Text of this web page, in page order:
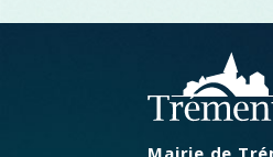
Mairie de